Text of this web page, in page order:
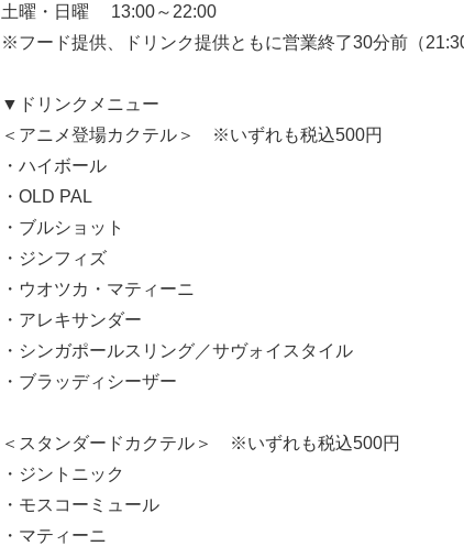
土曜・日曜 13:00～22:00
※フード提供、ドリンク提供ともに営業終了30分前（
▼ドリンクメニュー
＜アニメ登場カクテル＞ ※いずれも税込500円
・ハイボール
・OLD PAL
・ブルショット
・ジンフィズ
・ウオツカ・マティーニ
・アレキサンダー
・シンガポールスリング／サヴォイスタイル
・ブラッディシーザー
＜スタンダードカクテル＞ ※いずれも税込500円
・ジントニック
・モスコーミュール
・マティーニ
English